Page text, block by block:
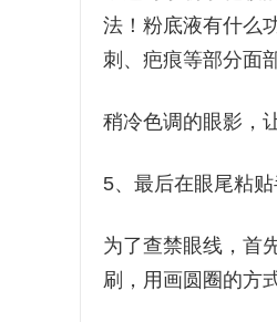
法！粉底液有什么
刺、疤痕等部分面
稍冷色调的眼影，
5、最后在眼尾粘
为了查禁眼线，首
刷，用画圆圈的方